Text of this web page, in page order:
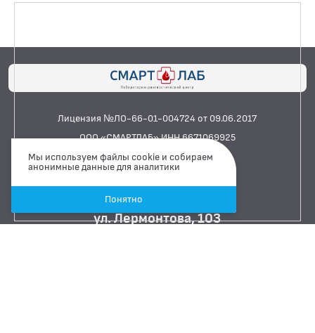
Лицензия №ЛО-66-01-004724 от 09.06.2017
ООО «СМАРТЛАБ» ИНН 6671069925
Сайт сделан Легко
Каменск-Уральский
ул. Лермонтова, 103
Мы используем файлы cookie и собираем
анонимные данные для аналитики
Понятно